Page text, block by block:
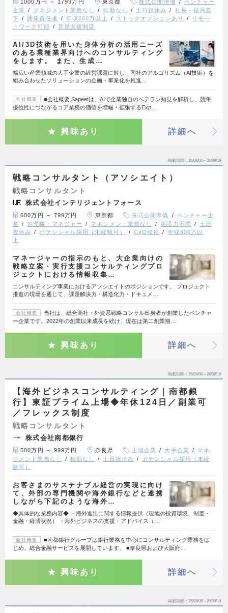
1000万円 ～ 1799万円 東京都 株式公開準備
ベンチャー
企業
マネジメント業務なし 転勤なし 土日祝休み
社長・役員直
下
開発責任者 年収600万以上 ストックオプションあり
リモー
トワーク可能
育児支援制度
AI/3D技術を用いた身体分析の活用ニーズ
のある業種業界向けへのコンサルティング
をします。 また、生成…
幅広い産業領域の大手企業の経営課題に対し、同社のアルゴリズム（AI技術）を
組み合わせたソリューションの企画・事業化を推進…
会社概要
■会社概要 Sapeetは、AIで企業独自のベテラン知見を解析し、競争
優位性につながるコア業務の価値を増幅・拡張するExp…
興味あり 詳細へ
掲載期間 26/08/06～26/08/19
戦略コンサルタント（アソシエイト）
戦略コンサルタント
株式会社インテリジェントフォース
600万円 ～ 799万円 東京都 株式公開準備
ベンチャー企
業
管理職・マネジャー マネジメント業務なし 英語力不問
土日
祝休み
ポテンシャル採用（未経験可） CxO候補
年収600万以
上
マネージャーの指示のもと、大企業向けの
戦略立案・実行支援コンサルティングプロ
ジェクトにおける情報収集…
コンサルティング事業におけるアソシエイトのポジションです。 プロジェクト
推進の現場を通じて、課題解決力・構造化力・ドキュメ…
会社概要
当社は、総合商社・外資系戦略コンサル出身者が創業したベンチャ
ー企業です。2022年の創業以来成長を続け、現在は第二創業期…
興味あり 詳細へ
掲載期間 26/08/06～26/08/19
【海外ビジネスコンサルティング｜南都銀
行】東証プライム上場◆年休124日／副業可
／フレックス制度
戦略コンサルタント
株式会社南都銀行
500万円 ～ 999万円 奈良県 上場企業 大手企業
マネ
ジメント業務なし
転勤なし 土日祝休み
ポテンシャル採用（未経
験可）
お客さまのサステナブル経営の実現に向け
て、外部の専門機関や海外銀行などと連携
しながら下記のような海外…
◆具体的な業務内容◆ ・海外進出に関する情報提供（現地の投資環境、制度・
金融・経済状況） ・海外ビジネスの支援・アドバイス（…
会社概要
■南都銀行グループは銀行業務を中心にコンサルティング業務をは
じめ、総合金融サービスを展開しています。 ■奈良県および大阪府…
興味あり 詳細へ
掲載期間 26/08/06～26/08/19